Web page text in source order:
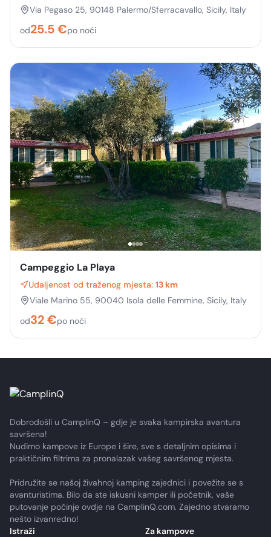
Via Pegaso 25, 90148 Palermo/Sferracavallo, Sicily, Italy
od25.5€po noći
Campeggio La Playa
Udaljenost od traženog mjesta: 13 km
Viale Marino 55, 90040 Isola delle Femmine, Sicily, Italy
od32€po noći
Dobrodošli u CamplinQ – gdje je svaka kampirska avantura
savršena!
Nudimo kampove iz Europe i šire, sve s detaljnim opisima i
praktičnim filtrima za pronalazak vašeg savršenog mjesta.
Pridružite se našoj živahnoj kamping zajednici i povežite se s
avanturistima. Bilo da ste iskusni kamper ili početnik, vaše
putovanje počinje ovdje na CamplinQ.com. Zajedno stvaramo
nešto izvanredno!
Istraži
Za kampove